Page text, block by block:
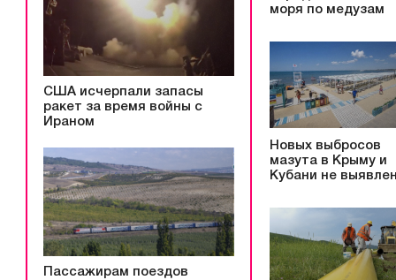
США исчерпали запасы
ракет за время войны с
Ираном
Пассажирам поездов
моря по медузам
Новых выбросов
мазута в Крыму и
Кубани не